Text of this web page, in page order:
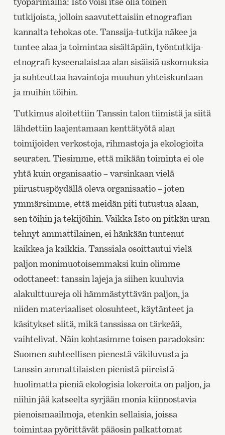
tutkijoista, jolloin saavutettaisiin etnografian
kannalta tehokas ote. Tanssija-tutkija näkee ja
tuntee alaa ja toimintaa sisältäpäin, työntutkija-
etnografi kyseenalaistaa alan sisäisiä uskomuksia
ja suhteuttaa havaintoja muuhun yhteiskuntaan
ja muihin töihin.
Tutkimus aloitettiin Tanssin talon tiimistä ja siitä
lähdettiin laajentamaan kenttätyötä alan
toimijoiden verkostoja, rihmastoja ja ekologioita
seuraten. Tiesimme, että mikään toiminta ei ole
yhtä kuin organisaatio – varsinkaan vielä
piirustuspöydällä oleva organisaatio – joten
ymmärsimme, että meidän piti tutustua alaan,
sen töihin ja tekijöihin. Vaikka Isto on pitkän uran
tehnyt ammattilainen, ei hänkään tuntenut
kaikkea ja kaikkia. Tanssiala osoittautui vielä
paljon monimuotoisemmaksi kuin olimme
odottaneet: tanssin lajeja ja siihen kuuluvia
alakulttuureja oli hämmästyttävän paljon, ja
niiden materiaaliset olosuhteet, käytänteet ja
käsitykset siitä, mikä tanssissa on tärkeää,
vaihtelivat. Näin kohtasimme toisen paradoksin:
Suomen suhteellisen pienestä väkiluvusta ja
tanssin ammattilaisten pienistä piireistä
huolimatta pieniä ekologisia lokeroita on paljon, ja
niihin jää katseelta syrjään monia kiinnostavia
pienoismaailmoja, etenkin sellaisia, joissa
toimintaa pyörittävät pääosin palkattomat